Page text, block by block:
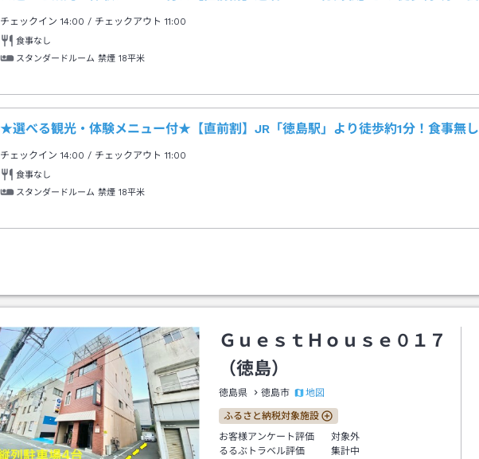
チェックイン14:00 / チェックアウト 11:00
食事なし
スタンダードルーム 禁煙 18平米
★選べる観光・体験メニュー付★【直前割】JR「徳島駅」より徒歩約1分！食事無し
チェックイン14:00 / チェックアウト 11:00
食事なし
スタンダードルーム 禁煙 18平米
ＧｕｅｓｔＨｏｕｓｅ０１７
（徳島）
徳島県 徳島市 地図
ふるさと納税対象施設
お客様アンケート評価
対象外
るるぶトラベル評価
集計中